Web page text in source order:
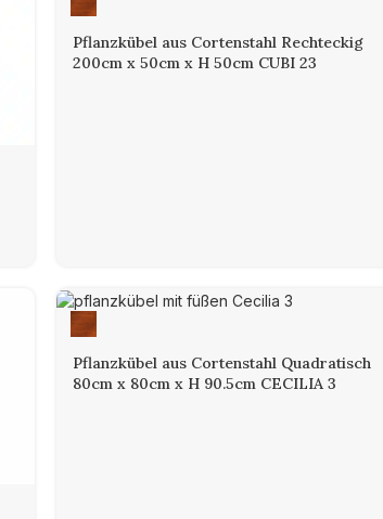
Pflanzkübel aus Cortenstahl Rechteckig
200cm x 50cm x H 50cm CUBI 23
Pflanzkübel aus Cortenstahl Quadratisch
80cm x 80cm x H 90.5cm CECILIA 3